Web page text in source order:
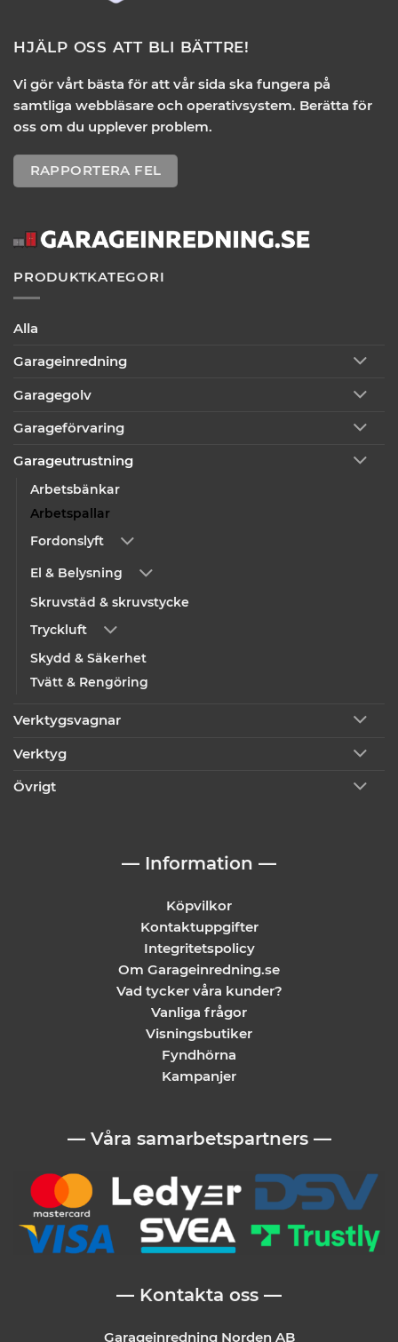
HJÄLP OSS ATT BLI BÄTTRE!
Vi gör vårt bästa för att vår sida ska fungera på
samtliga webbläsare och operativsystem. Berätta för
oss om du upplever problem.
RAPPORTERA FEL
PRODUKTKATEGORI
Alla
Garageinredning
Garagegolv
Garageförvaring
Garageutrustning
Arbetsbänkar
Arbetspallar
Fordonslyft
El & Belysning
Skruvstäd & skruvstycke
Tryckluft
Skydd & Säkerhet
Tvätt & Rengöring
Verktygsvagnar
Verktyg
Övrigt
— Information —
Köpvilkor
Kontaktuppgifter
Integritetspolicy
Om Garageinredning.se
Vad tycker våra kunder?
Vanliga frågor
Visningsbutiker
Fyndhörna
Kampanjer
— Våra samarbetspartners —
— Kontakta oss —
Garageinredning Norden AB